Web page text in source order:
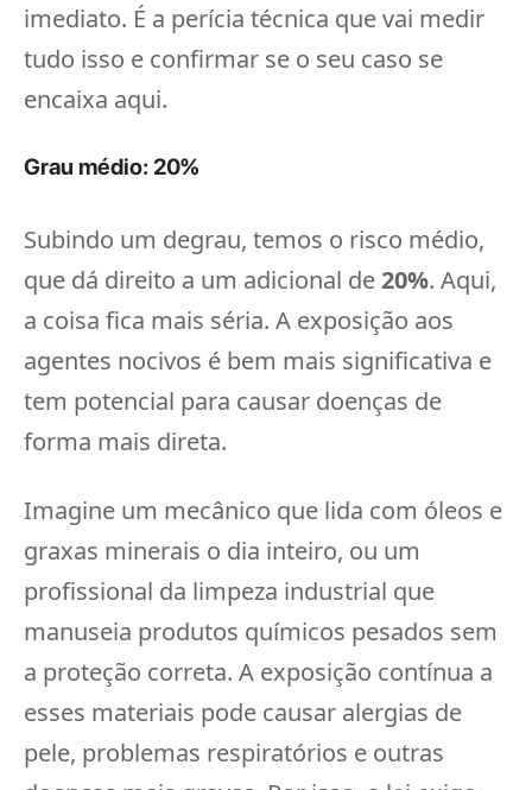
imediato. É a perícia técnica que vai medir
tudo isso e confirmar se o seu caso se
encaixa aqui.
Grau médio: 20%
Subindo um degrau, temos o risco médio,
que dá direito a um adicional de20%. Aqui,
a coisa fica mais séria. A exposição aos
agentes nocivos é bem mais significativa e
tem potencial para causar doenças de
forma mais direta.
Imagine um mecânico que lida com óleos e
graxas minerais o dia inteiro, ou um
profissional da limpeza industrial que
manuseia produtos químicos pesados sem
a proteção correta. A exposição contínua a
esses materiais pode causar alergias de
pele, problemas respiratórios e outras